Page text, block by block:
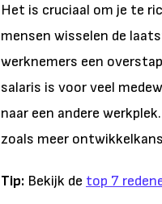
Het is cruciaal om je te
mensen wisselen de
werknemers een
salaris is voor veel
naar een andere
zoals meer
Tip: Bekijk de top 7